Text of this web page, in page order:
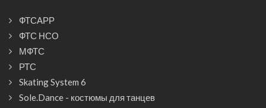
ФТСАРР
ФТС НСО
МФТС
РТС
Skating System 6
Sole.Dance - костюмы для танцев